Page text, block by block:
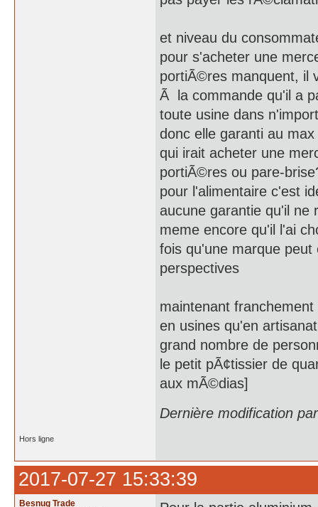
et niveau du
pour s'acheter une
portiÃ©res manquent, il
Ã la commande qu'il a
toute usine dans
donc elle garanti au
qui irait acheter une
portiÃ©res ou pare-
pour l'alimentaire c'est
aucune garantie qu'il ne
meme encore qu'il l'ai
fois qu'une marque
perspectives
maintenant
en usines qu'en
grand nombre de
le petit pÃ¢tissier de
aux mÃ©dias]
Dernière modification
Hors ligne
2017-07-27 15:33:39
Besnug Trade